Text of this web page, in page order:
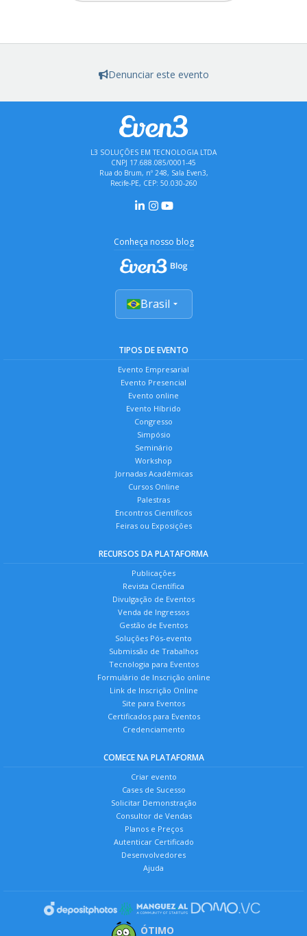
Denunciar este evento
L3 SOLUÇÕES EM TECNOLOGIA LTDA
CNPJ 17.688.085/0001-45
Rua do Brum, nº 248, Sala Even3,
Recife-PE, CEP: 50.030-260
Conheça nosso blog
Brasil
TIPOS DE EVENTO
Evento Empresarial
Evento Presencial
Evento online
Evento Híbrido
Congresso
Simpósio
Seminário
Workshop
Jornadas Acadêmicas
Cursos Online
Palestras
Encontros Científicos
Feiras ou Exposições
RECURSOS DA PLATAFORMA
Publicações
Revista Científica
Divulgação de Eventos
Venda de Ingressos
Gestão de Eventos
Soluções Pós-evento
Submissão de Trabalhos
Tecnologia para Eventos
Formulário de Inscrição online
Link de Inscrição Online
Site para Eventos
Certificados para Eventos
Credenciamento
COMECE NA PLATAFORMA
Criar evento
Cases de Sucesso
Solicitar Demonstração
Consultor de Vendas
Planos e Preços
Autenticar Certificado
Desenvolvedores
Ajuda
ÓTIMO